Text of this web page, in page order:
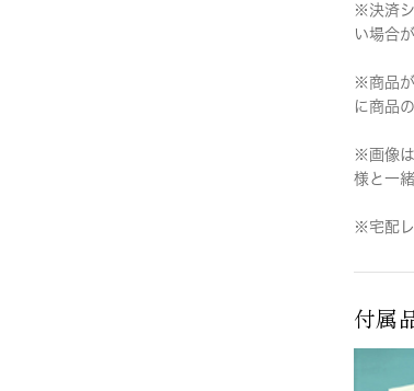
※決済
い場合
※商品
に商品
※画像
様と一
※宅配レ
付属